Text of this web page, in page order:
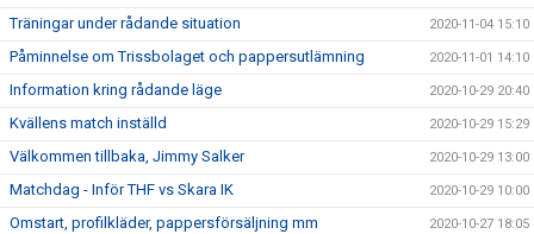
Träningar under rådande situation 2020-11-04 15:10
Påminnelse om Trissbolaget och pappersutlämning 2020-11-01 14:10
Information kring rådande läge 2020-10-29 20:40
Kvällens match inställd 2020-10-29 15:29
Välkommen tillbaka, Jimmy Salker 2020-10-29 13:00
Matchdag - Inför THF vs Skara IK 2020-10-29 10:00
Omstart, profilkläder, pappersförsäljning mm 2020-10-27 18:05